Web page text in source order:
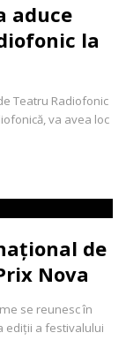
aduce
la
Teatru Radiofonic
va avea loc
de
Nova
se reunesc în
ediții a festivalului